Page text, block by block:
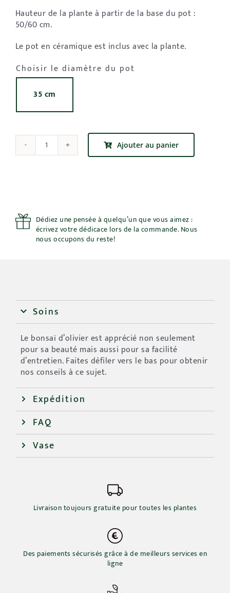
Hauteur de la plante à partir de la base du pot :
50/60 cm.
Le pot en céramique est inclus avec la plante.
Choisir le diamètre du pot
35 cm
quantité
Olea
Europaea
V35
Ajouter au panier
Dédiez une pensée à quelqu’un que vous aimez :
écrivez votre dédicace lors de la commande. Nous
nous occupons du reste!
Soins
Le bonsaï d’olivier est apprécié non seulement
pour sa beauté mais aussi pour sa facilité
d’entretien. Faites défiler vers le bas pour obtenir
nos conseils à ce sujet.
Expédition
FAQ
Vase
Livraison toujours gratuite pour toutes les plantes
Des paiements sécurisés grâce à de meilleurs services en
ligne